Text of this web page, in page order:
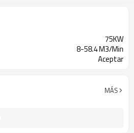
75KW
8-58.4 M3/Min
Aceptar
MÁS